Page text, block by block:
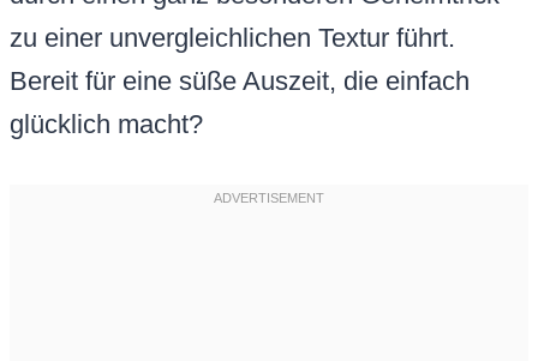
zu einer unvergleichlichen Textur führt.
Bereit für eine süße Auszeit, die einfach
glücklich macht?